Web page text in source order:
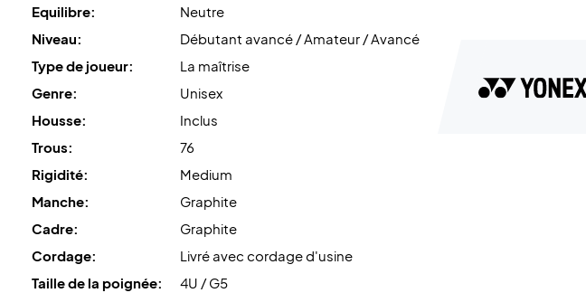
Equilibre:
Neutre
Niveau:
Débutant avancé / Amateur / Avancé
Type de joueur:
La maîtrise
Genre:
Unisex
Housse:
Inclus
Trous:
76
Rigidité:
Medium
Manche:
Graphite
Cadre:
Graphite
Cordage:
Livré avec cordage d'usine
Taille de la poignée:
4U / G5